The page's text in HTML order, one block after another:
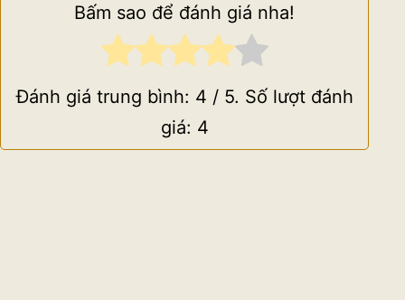
Bấm sao để đánh giá nha!
Đánh giá trung bình: 4 / 5. Số lượt đánh
giá: 4